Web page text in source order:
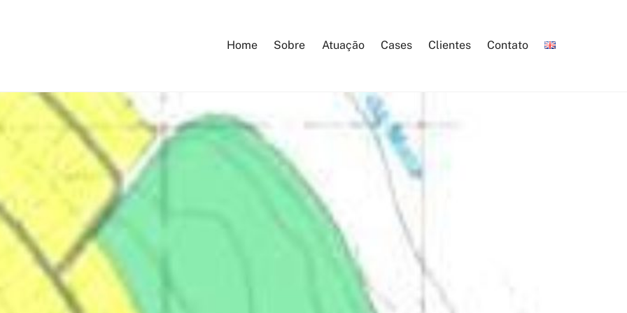
Home Sobre Atuação Cases Clientes Contato